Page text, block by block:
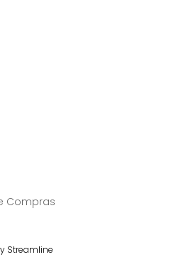
Compras
Streamline